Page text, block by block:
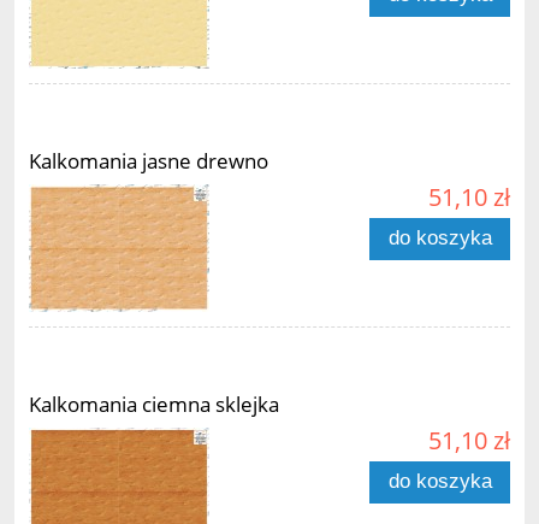
Kalkomania jasne drewno
51,10 zł
do koszyka
Kalkomania ciemna sklejka
51,10 zł
do koszyka